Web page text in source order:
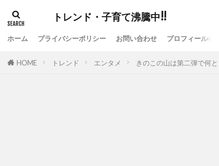
トレンド・子育て沸騰中!!
ホーム プライバシーポリシー お問い合わせ プロフィール
HOME トレンド エンタメ きのこの山は第二弾で何